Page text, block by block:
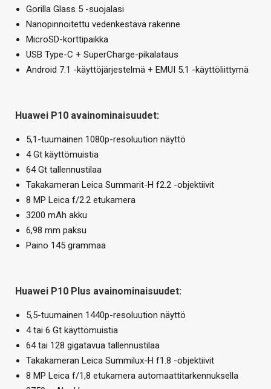
Gorilla Glass 5 -suojalasi
Nanopinnoitettu vedenkestävä rakenne
MicroSD-korttipaikka
USB Type-C + SuperCharge-pikalataus
Android 7.1 -käyttöjärjestelmä + EMUI 5.1 -käyttöliittymä
Huawei P10 avainominaisuudet:
5,1-tuumainen 1080p-resoluution näyttö
4 Gt käyttömuistia
64 Gt tallennustilaa
Takakameran Leica Summarit-H f2.2 -objektiivit
8 MP Leica f/2.2 etukamera
3200 mAh akku
6,98 mm paksu
Paino 145 grammaa
Huawei P10 Plus avainominaisuudet:
5,5-tuumainen 1440p-resoluution näyttö
4 tai 6 Gt käyttömuistia
64 tai 128 gigatavua tallennustilaa
Takakameran Leica Summilux-H f1.8 -objektiivit
8 MP Leica f/1,8 etukamera automaattitarkennuksella